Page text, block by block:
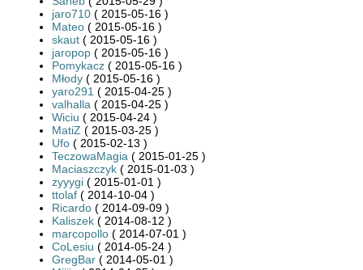
jaro710 ( 2015-05-16 )
Mateo ( 2015-05-16 )
skaut ( 2015-05-16 )
jaropop ( 2015-05-16 )
Pomykacz ( 2015-05-16 )
Młody ( 2015-05-16 )
yaro291 ( 2015-04-25 )
valhalla ( 2015-04-25 )
Wiciu ( 2015-04-24 )
MatiZ ( 2015-03-25 )
Ufo ( 2015-02-13 )
TeczowaMagia ( 2015-01-25 )
Maciaszczyk ( 2015-01-03 )
zyyygi ( 2015-01-01 )
ttolaf ( 2014-10-04 )
Ricardo ( 2014-09-09 )
Kaliszek ( 2014-08-12 )
marcopollo ( 2014-07-01 )
CoLesiu ( 2014-05-24 )
GregBar ( 2014-05-01 )